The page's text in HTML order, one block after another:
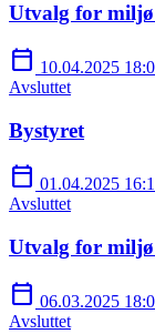
Utvalg for
calendar_today 10.04.2025
Avsluttet
Bystyret
calendar_today 01.04.2025
Avsluttet
Utvalg for
calendar_today 06.03.2025
Avsluttet